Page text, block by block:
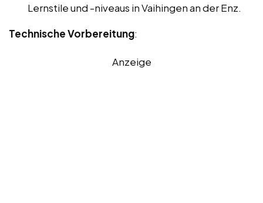
Lernstile und -niveaus in Vaihingen an der Enz.
Technische Vorbereitung:
Anzeige